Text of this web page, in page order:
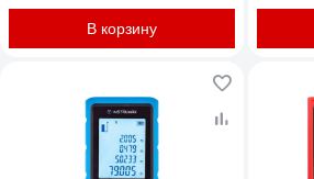
В корзину